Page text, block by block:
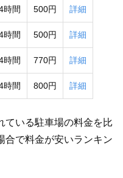
時間 500円 詳細
時間 500円 詳細
時間 770円 詳細
時間 800円 詳細
ている駐車場の料金を比
合で料金が安いランキン